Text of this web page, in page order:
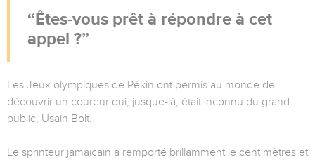
Êtes-vous prêt à répondre à cet
appel ?
Les Jeux olympiques de Pékin ont permis au monde de
découvrir un coureur qui, jusque-là, était inconnu du grand
public, Usain Bolt.
Le sprinteur jamaïcain a remporté brillamment le cent mètres et